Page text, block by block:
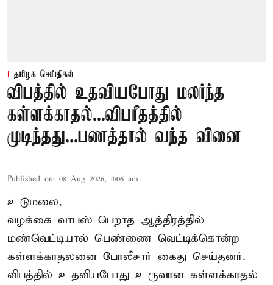
தமிழக செய்திகள்
விபத்தில் உதவியபோது மலர்ந்த
கள்ளக்காதல்...விபரீதத்தில்
முடிந்தது...பணத்தால் வந்த வினை
Published on: 08 Aug 2026, 4:06 am
உடுமலை,
வழக்கை வாபஸ் பெறாத ஆத்திரத்தில்
மண்வெட்டியால் பெண்ணை வெட்டிக்கொன்ற
கள்ளக்காதலனை போலீசார் கைது செய்தனர்.
விபத்தில் உதவியபோது உருவான கள்ளக்காதல்